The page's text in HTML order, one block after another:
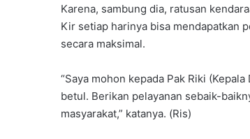
Karena, sambung dia, ratusan
Kir setiap harinya bisa mendapatkan
secara maksimal.
“Saya mohon kepada Pak Riki
betul. Berikan pelayanan sebaik-
masyarakat,” katanya. (Ris)